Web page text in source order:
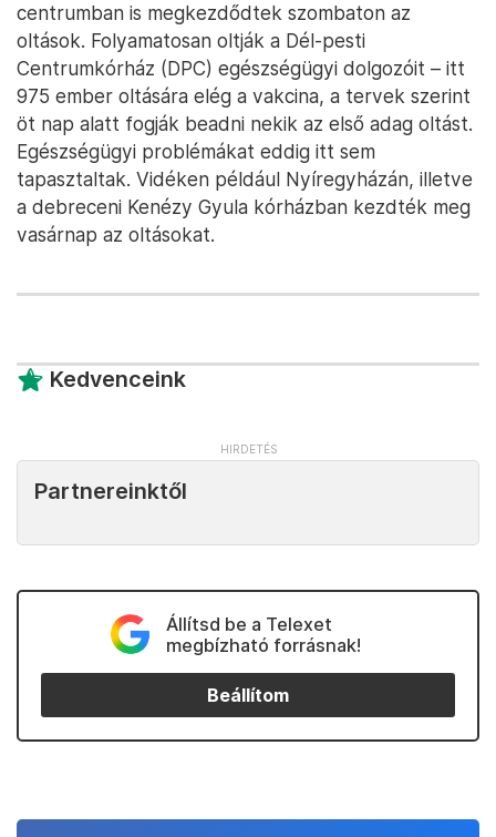
centrumban is megkezdődtek szombaton az
oltások. Folyamatosan oltják a Dél-pesti
Centrumkórház (DPC) egészségügyi dolgozóit – itt
975 ember oltására elég a vakcina, a tervek szerint
öt nap alatt fogják beadni nekik az első adag oltást.
Egészségügyi problémákat eddig itt sem
tapasztaltak. Vidéken például Nyíregyházán, illetve
a debreceni Kenézy Gyula kórházban kezdték meg
vasárnap az oltásokat.
Kedvenceink
Partnereinktől
Állítsd be a Telexet
megbízható forrásnak!
Beállítom